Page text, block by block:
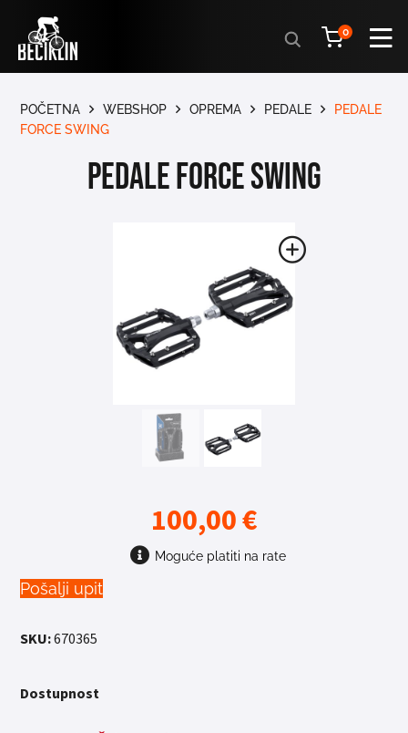
Products
search
0
POČETNA WEBSHOP OPREMA PEDALE
PEDALE
FORCE SWING
PEDALE FORCE SWING
100,00€
Moguće platiti na rate
Pošalji upit
SKU:670365
Dostupnost